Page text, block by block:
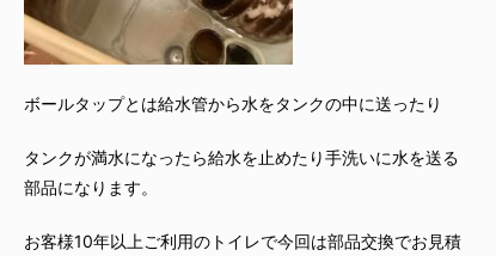
ボールタップとは給水管から水をタンクの中に送ったり
タンクが満水になったら給水を止めたり手洗いに水を送る
部品になります。
お客様10年以上ご利用のトイレで今回は部品交換でお見積